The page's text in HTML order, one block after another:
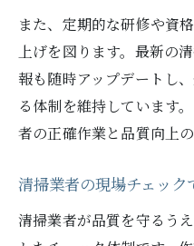
また、定期的な研修や資
上げを図ります。最新の
報も随時アップデートし
る体制を維持しています
者の正確作業と品質向上
清掃業者の現場チェック
清掃業者が品質を守るう